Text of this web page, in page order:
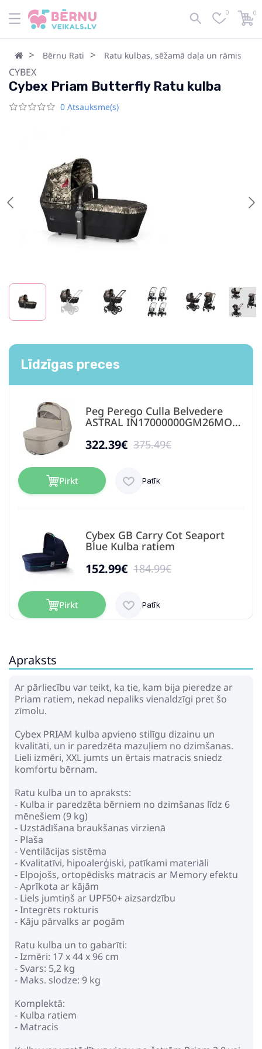
0 0
Bērnu Rati Ratu kulbas, sēžamā daļa un rāmis
CYBEX
Cybex Priam Butterfly Ratu kulba
0 Atsauksme(s)
Līdzīgas preces
Peg Perego Culla Belvedere
ASTRAL IN17000000GM26MO26
322.39€ 375.49€
Pirkt Patīk
Cybex GB Carry Cot Seaport
Blue Kulba ratiem
152.99€ 184.99€
Pirkt Patīk
Bloks
474.99€ 546.99€
Pirkt Patīk
Jeremy Scott Pastaigu Bloks
611.99€
Pirkt
Cybex Mios Lux Fancy Pink
Ratu kulba
202.99€
Pirkt
Apraksts
Ar pārliecību var teikt, ka tie, kam bija pieredze ar
Priam ratiem, nekad nepaliks vienaldzīgi pret šo
zīmolu.
Cybex PRIAM kulba apvieno stilīgu dizainu un
kvalitāti, un ir paredzēta mazuļiem no dzimšanas.
Lieli izmēri, XXL jumts un ērtais matracis sniedz
komfortu bērnam.
Ratu kulba un to apraksts:
- Kulba ir paredzēta bērniem no dzimšanas līdz 6
mēnešiem (9 kg)
- Uzstādīšana braukšanas virzienā
- Plaša
- Ventilācijas sistēma
- Kvalitatīvi, hipoalerģiski, patīkami materiāli
- Elpojošs, ortopēdisks matracis ar Memory efektu
- Aprīkota ar kājām
- Liels jumtiņš ar UPF50+ aizsardzību
- Integrēts rokturis
- Kāju pārvalks ar pogām
Ratu kulba un to gabarīti:
- Izmēri: 17 x 44 x 96 cm
- Svars: 5,2 kg
- Maks. slodze: 9 kg
Komplektā:
- Kulba ratiem
- Matracis